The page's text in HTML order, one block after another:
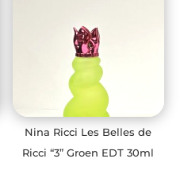
Nina Ricci Les Belles de
Ricci “3” Groen EDT 30ml